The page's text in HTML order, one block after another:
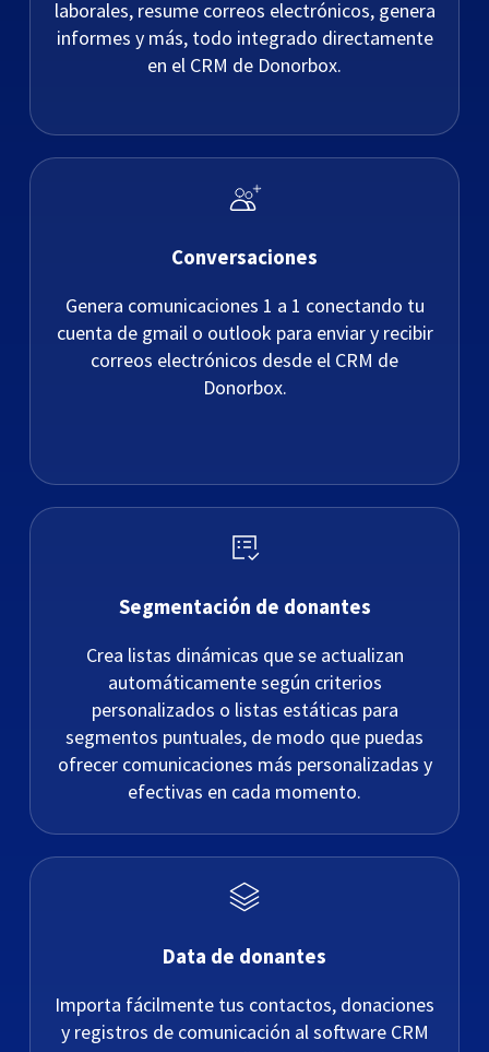
laborales, resume correos electrónicos, genera
informes y más, todo integrado directamente
en el CRM de Donorbox.
Conversaciones
Genera comunicaciones 1 a 1 conectando tu
cuenta de gmail o outlook para enviar y recibir
correos electrónicos desde el CRM de
Donorbox.
Segmentación de donantes
Crea listas dinámicas que se actualizan
automáticamente según criterios
personalizados o listas estáticas para
segmentos puntuales, de modo que puedas
ofrecer comunicaciones más personalizadas y
efectivas en cada momento.
Data de donantes
Importa fácilmente tus contactos, donaciones
y registros de comunicación al software CRM